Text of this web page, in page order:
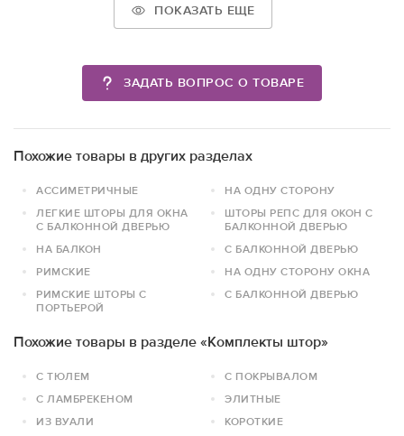
ПОКАЗАТЬ ЕЩЕ
ЗАДАТЬ ВОПРОС О ТОВАРЕ
Похожие товары в других разделах
АССИМЕТРИЧНЫЕ
НА ОДНУ СТОРОНУ
ЛЕГКИЕ ШТОРЫ ДЛЯ ОКНА
С БАЛКОННОЙ ДВЕРЬЮ
ШТОРЫ РЕПС ДЛЯ ОКОН С
БАЛКОННОЙ ДВЕРЬЮ
НА БАЛКОН
С БАЛКОННОЙ ДВЕРЬЮ
РИМСКИЕ
НА ОДНУ СТОРОНУ ОКНА
РИМСКИЕ ШТОРЫ С
ПОРТЬЕРОЙ
С БАЛКОННОЙ ДВЕРЬЮ
Похожие товары в разделе «Комплекты штор»
С ТЮЛЕМ
С ПОКРЫВАЛОМ
С ЛАМБРЕКЕНОМ
ЭЛИТНЫЕ
ИЗ ВУАЛИ
КОРОТКИЕ